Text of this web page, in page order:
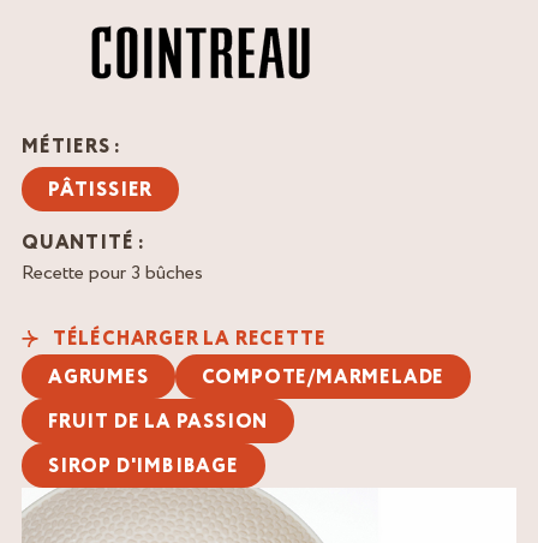
MÉTIERS :
PÂTISSIER
QUANTITÉ :
Recette pour 3 bûches
TÉLÉCHARGER LA RECETTE
AGRUMES
COMPOTE/MARMELADE
FRUIT DE LA PASSION
SIROP D'IMBIBAGE